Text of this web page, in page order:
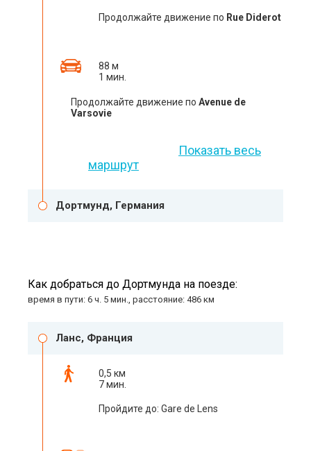
Продолжайте движение по Rue Diderot
88 м
1 мин.
Продолжайте движение по Avenue de
Varsovie
Показать весь
маршрут
Дортмунд, Германия
Как добраться до Дортмунда на поезде:
время в пути: 6 ч. 5 мин., расстояние: 486 км
Ланс, Франция
0,5 км
7 мин.
Пройдите до: Gare de Lens